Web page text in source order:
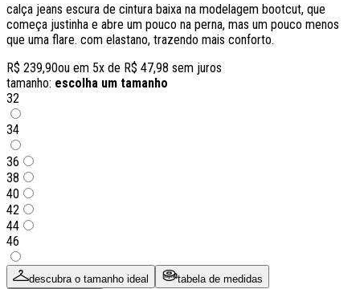
calça jeans escura de cintura baixa na modelagem bootcut, que
começa justinha e abre um pouco na perna, mas um pouco menos
que uma flare. com elastano, trazendo mais conforto.
R$ 239,90ou em 5x de R$ 47,98 sem juros
tamanho: escolha um tamanho
32
34
36
38
40
42
44
46
descubra o tamanho ideal
tabela de medidas